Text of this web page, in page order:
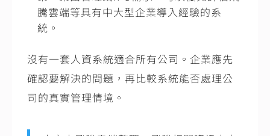
騰雲端等具有中大型企業導入經驗的系
統。
沒有一套人資系統適合所有公司。企業應先
確認要解決的問題，再比較系統能否處理公
司的真實管理情境。